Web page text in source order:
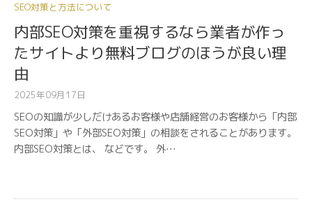
SEO対策と方法について
内部SEO対策を重視するなら業者が作っ
たサイトより無料ブログのほうが良い理
由
2025年09月17日
SEOの知識が少しだけあるお客様や店舗経営のお客様から「内部
SEO対策」や「外部SEO対策」の相談をされることがあります。
内部SEO対策とは、 などです。 外…